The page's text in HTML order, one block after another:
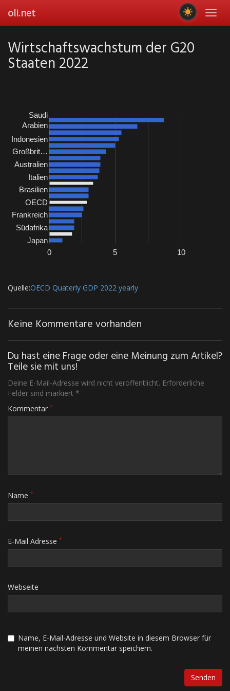
main
oli.net
Wirtschaftswachstum der G20
Staaten 2022
0 5 10
Saudi
Arabien
Indonesien
Großbrit…
Australien
Italien
Brasilien
OECD
Frankreich
Südafrika
Japan
Quelle:OECD Quaterly GDP 2022 yearly
Keine Kommentare vorhanden
Du hast eine Frage oder eine Meinung zum Artikel?
Teile sie mit uns!
Deine E-Mail-Adresse wird nicht veröffentlicht. Erforderliche
Felder sind markiert *
Kommentar *
Name *
E-Mail Adresse *
Webseite
Name, E-Mail-Adresse und Website in diesem Browser für
meinen nächsten Kommentar speichern.